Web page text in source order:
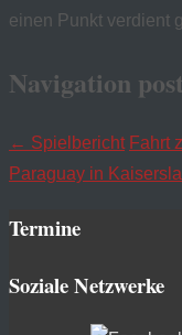
einen Punkt verdient
Navigation
← Spielbericht Fahrt
Paraguay in
Termine
Soziale Netzwerke